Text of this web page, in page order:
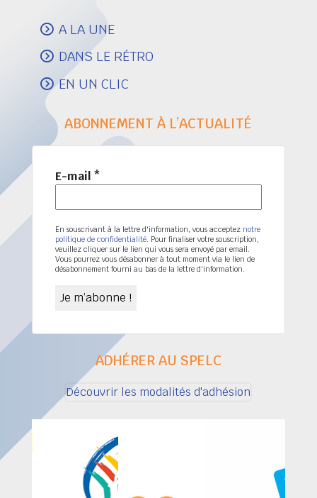
A LA UNE
DANS LE RÉTRO
EN UN CLIC
ABONNEMENT À L’ACTUALITÉ
E-mail *
En souscrivant à la lettre d'information, vous acceptez notre
politique de confidentialité. Pour finaliser votre souscription,
veuillez cliquer sur le lien qui vous sera envoyé par email.
Vous pourrez vous désabonner à tout moment via le lien de
désabonnement fourni au bas de la lettre d'information.
ADHÉRER AU SPELC
Découvrir les modalités d'adhésion